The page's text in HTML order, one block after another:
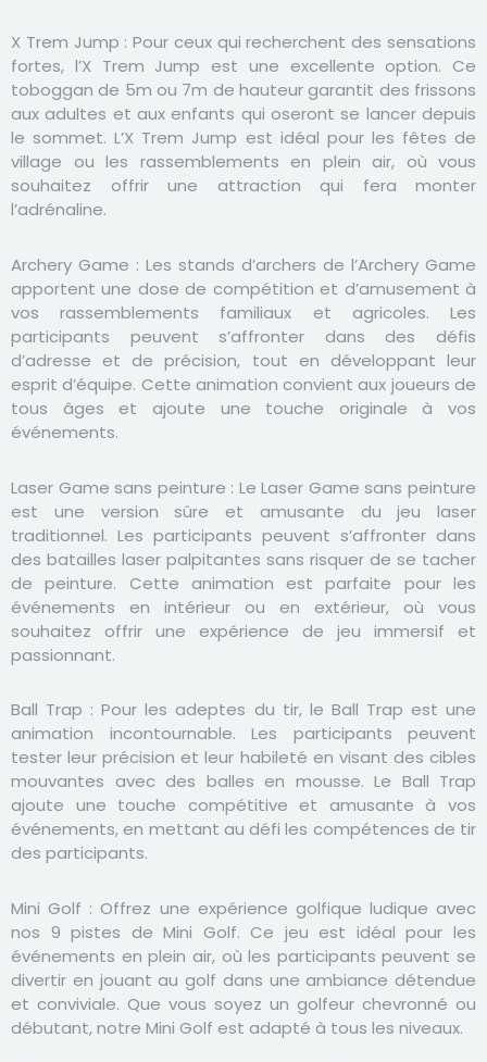
X Trem Jump : Pour ceux qui recherchent des sensations
fortes, l’X Trem Jump est une excellente option. Ce
toboggan de 5m ou 7m de hauteur garantit des frissons
aux adultes et aux enfants qui oseront se lancer depuis
le sommet. L’X Trem Jump est idéal pour les fêtes de
village ou les rassemblements en plein air, où vous
souhaitez offrir une attraction qui fera monter
l’adrénaline.
Archery Game : Les stands d’archers de l’Archery Game
apportent une dose de compétition et d’amusement à
vos rassemblements familiaux et agricoles. Les
participants peuvent s’affronter dans des défis
d’adresse et de précision, tout en développant leur
esprit d’équipe. Cette animation convient aux joueurs de
tous âges et ajoute une touche originale à vos
événements.
Laser Game sans peinture : Le Laser Game sans peinture
est une version sûre et amusante du jeu laser
traditionnel. Les participants peuvent s’affronter dans
des batailles laser palpitantes sans risquer de se tacher
de peinture. Cette animation est parfaite pour les
événements en intérieur ou en extérieur, où vous
souhaitez offrir une expérience de jeu immersif et
passionnant.
Ball Trap : Pour les adeptes du tir, le Ball Trap est une
animation incontournable. Les participants peuvent
tester leur précision et leur habileté en visant des cibles
mouvantes avec des balles en mousse. Le Ball Trap
ajoute une touche compétitive et amusante à vos
événements, en mettant au défi les compétences de tir
des participants.
Mini Golf : Offrez une expérience golfique ludique avec
nos 9 pistes de Mini Golf. Ce jeu est idéal pour les
événements en plein air, où les participants peuvent se
divertir en jouant au golf dans une ambiance détendue
et conviviale. Que vous soyez un golfeur chevronné ou
débutant, notre Mini Golf est adapté à tous les niveaux.